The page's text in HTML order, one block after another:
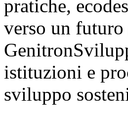
pratiche,
verso un
istituzioni e
sviluppo